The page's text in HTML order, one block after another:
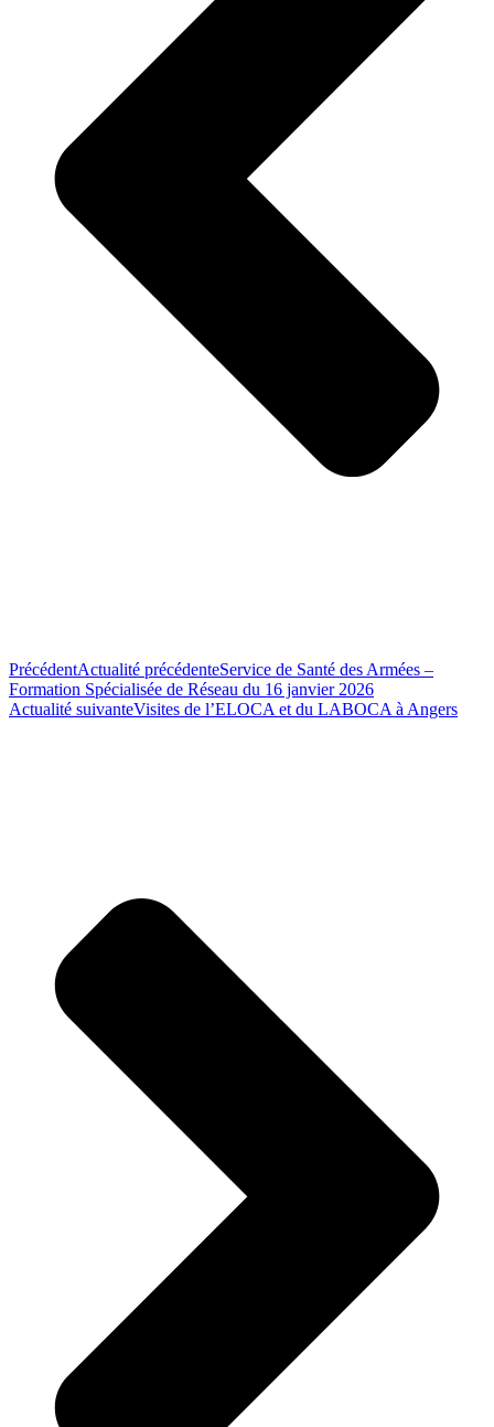
PrécédentActualité précédenteService de Santé des Armées –
Formation Spécialisée de Réseau du 16 janvier 2026
Actualité suivanteVisites de l’ELOCA et du LABOCA à Angers